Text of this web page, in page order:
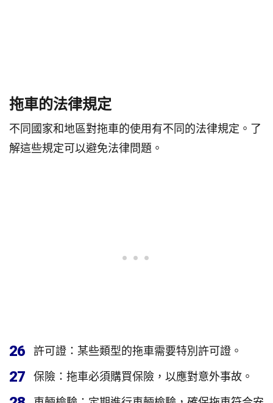
拖車的法律規定
不同國家和地區對拖車的使用有不同的法律規定。了
解這些規定可以避免法律問題。
26 許可證：某些類型的拖車需要特別許可證。
27 保險：拖車必須購買保險，以應對意外事故。